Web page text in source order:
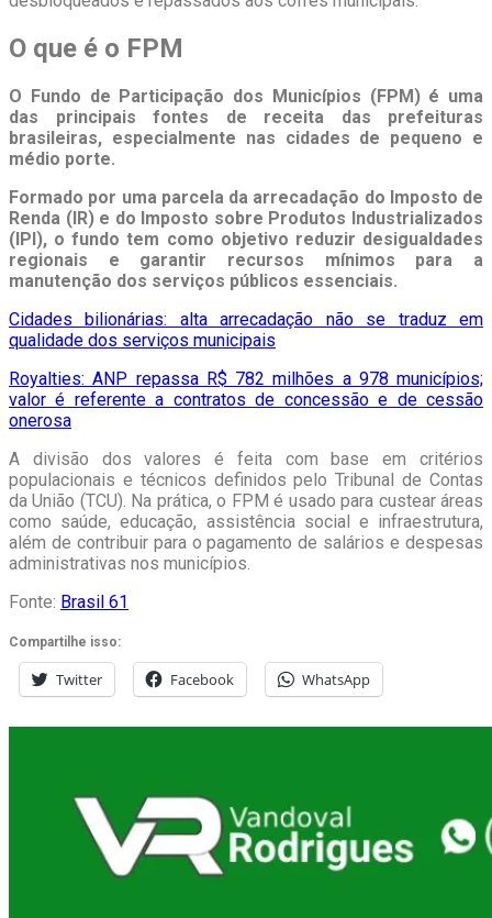
O que é o FPM
O Fundo de Participação dos Municípios (FPM) é uma
das principais fontes de receita das prefeituras
brasileiras, especialmente nas cidades de pequeno e
médio porte.
Formado por uma parcela da arrecadação do Imposto de
Renda (IR) e do Imposto sobre Produtos Industrializados
(IPI), o fundo tem como objetivo reduzir desigualdades
regionais e garantir recursos mínimos para a
manutenção dos serviços públicos essenciais.
Cidades bilionárias: alta arrecadação não se traduz em
qualidade dos serviços municipais
Royalties: ANP repassa R$ 782 milhões a 978 municípios;
valor é referente a contratos de concessão e de cessão
onerosa
A divisão dos valores é feita com base em critérios
populacionais e técnicos definidos pelo Tribunal de Contas
da União (TCU). Na prática, o FPM é usado para custear áreas
como saúde, educação, assistência social e infraestrutura,
além de contribuir para o pagamento de salários e despesas
administrativas nos municípios.
Fonte: Brasil 61
Compartilhe isso:
Twitter Facebook WhatsApp